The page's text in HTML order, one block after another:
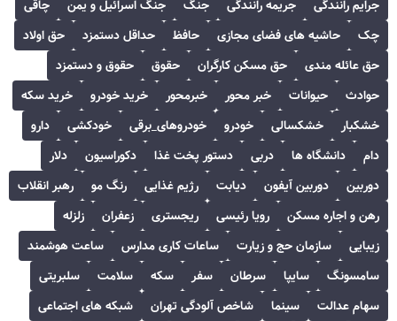
جرایم رانندگی
جریمه رانندگی جنگ جنگ اسرائیل و یمن
چاقی
چک
حاشیه های فضای مجازی حافظ حداقل دستمزد
حق اولاد
حق عائله مندی
حق مسکن کارگران حقوق
حقوق و دستمزد
حوادث
حیوانات خبر محور خبرمحور خرید خودرو
خرید سکه
خشکبار
خشکسالی خودرو خودروهای_برقی خودکشی
دارو
دام
دانشگاه ها دربی دستور پخت غذا دکوراسیون
دلار
دوربین
دوربین آیفون دیابت رژیم غذایی رنگ مو
رهبر انقلاب
رهن و اجاره مسکن
رویا رئیسی ریجستری زعفران
زلزله
زیبایی
سازمان حج و زیارت ساعات کاری مدارس
ساعت هوشمند
سامسونگ
سایپا سرطان سفر سکه سلامت
سلبریتی
سهام عدالت
سینما شاخص آلودگی تهران
شبکه های اجتماعی